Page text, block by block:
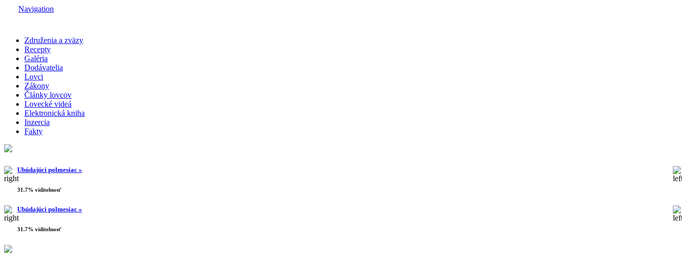
Navigation
Združenia a zväzy
Recepty
Galéria
Dodávatelia
Lovci
Zákony
Články lovcov
Lovecké videá
Elektronická kniha
Inzercia
Fakty
Ubúdajúci polmesiac »
31.7% viditelnosť
Ubúdajúci polmesiac »
31.7% viditelnosť